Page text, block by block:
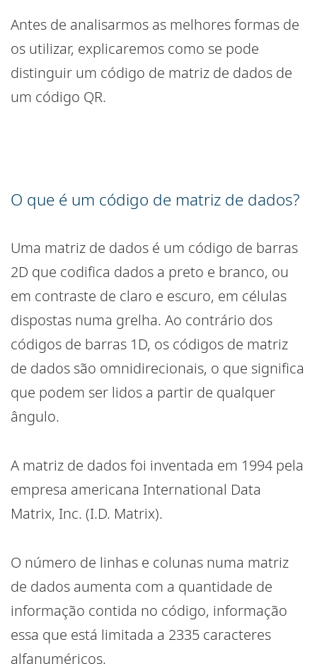
Antes de analisarmos as melhores formas de
os utilizar, explicaremos como se pode
distinguir um código de matriz de dados de
um código QR.
O que é um código de matriz de dados?
Uma matriz de dados é um código de barras
2D que codifica dados a preto e branco, ou
em contraste de claro e escuro, em células
dispostas numa grelha. Ao contrário dos
códigos de barras 1D, os códigos de matriz
de dados são omnidirecionais, o que significa
que podem ser lidos a partir de qualquer
ângulo.
A matriz de dados foi inventada em 1994 pela
empresa americana International Data
Matrix, Inc. (I.D. Matrix).
O número de linhas e colunas numa matriz
de dados aumenta com a quantidade de
informação contida no código, informação
essa que está limitada a 2335 caracteres
alfanuméricos.